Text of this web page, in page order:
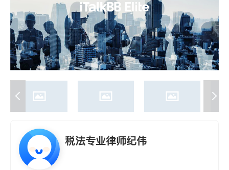
养老 非盈利组织
税法专业律师纪伟